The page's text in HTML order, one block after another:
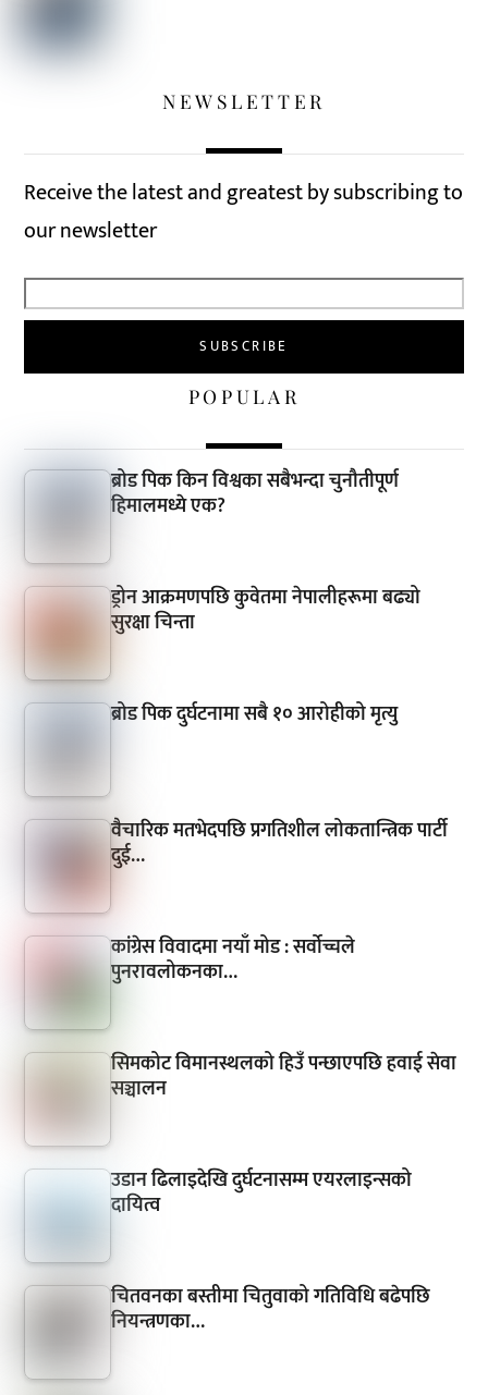
NEWSLETTER
Receive the latest and greatest by subscribing to
our newsletter
POPULAR
ब्रोड पिक किन विश्वका सबैभन्दा चुनौतीपूर्ण
हिमालमध्ये एक?
ड्रोन आक्रमणपछि कुवेतमा नेपालीहरूमा बढ्यो
सुरक्षा चिन्ता
ब्रोड पिक दुर्घटनामा सबै १० आरोहीको मृत्यु
वैचारिक मतभेदपछि प्रगतिशील लोकतान्त्रिक पार्टी
दुई…
कांग्रेस विवादमा नयाँ मोड : सर्वोच्चले
पुनरावलोकनका…
सिमकोट विमानस्थलको हिउँ पन्छाएपछि हवाई सेवा
सञ्चालन
उडान ढिलाइदेखि दुर्घटनासम्म एयरलाइन्सको
दायित्व
चितवनका बस्तीमा चितुवाको गतिविधि बढेपछि
नियन्त्रणका…